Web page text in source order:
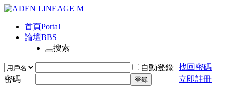
首頁Portal
論壇BBS
搜索
自動登錄 找回密碼
密碼
登錄 立即註冊